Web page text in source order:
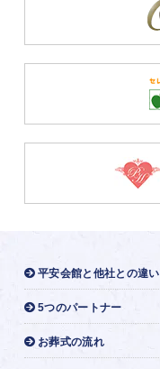
平安会館と他社との違い
5つのパートナー
お葬式の流れ